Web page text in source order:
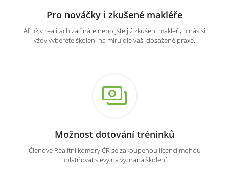
Pro nováčky i zkušené makléře
Ať už v realitách začínáte nebo jste již zkušení makléři, u nás si
vždy vyberete školení na míru dle vaší dosažené praxe.
Možnost dotování tréninků
Členové Realitní komory ČR se zakoupenou licencí mohou
uplatňovat slevy na vybraná školení.